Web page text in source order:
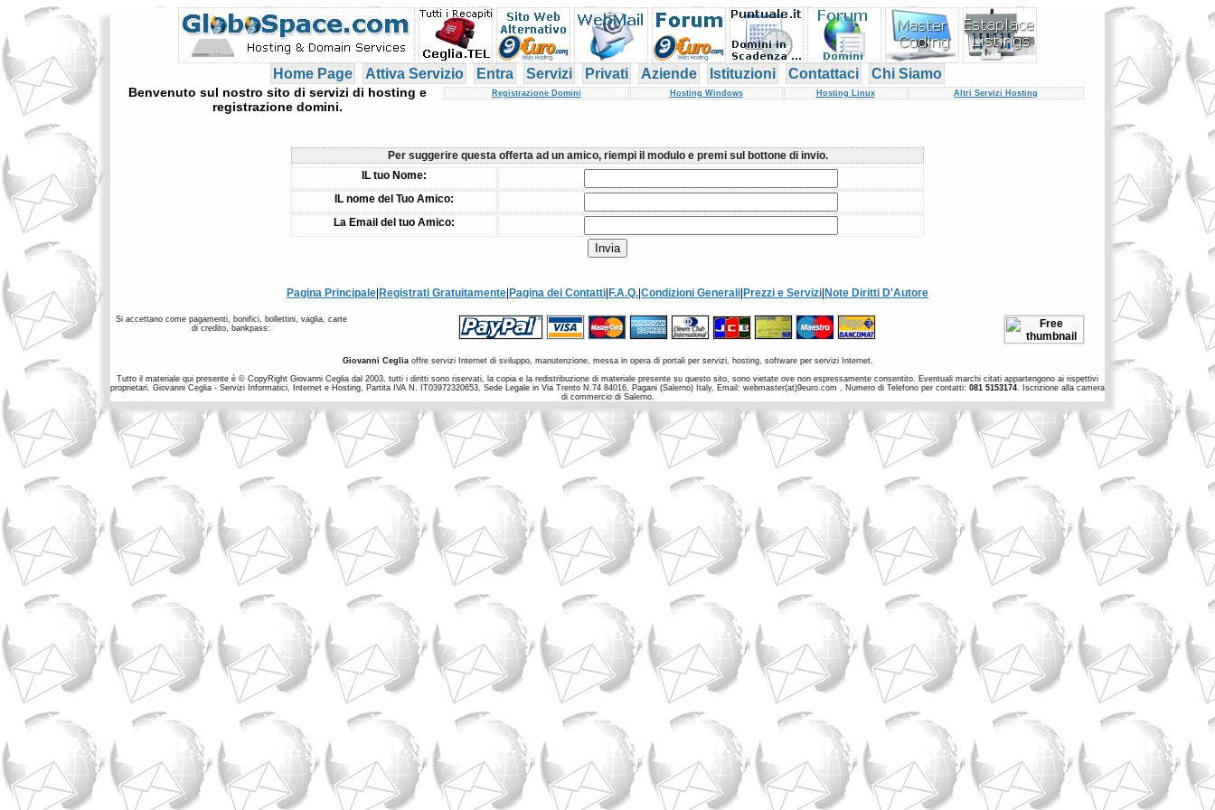
Home Page Attiva Servizio Entra Servizi Privati Aziende Istituzioni Contattaci Chi Siamo
Benvenuto sul nostro sito di servizi di hosting e
registrazione domini.
Registrazione Domini Hosting Windows Hosting Linux Altri Servizi Hosting
Per suggerire questa offerta ad un amico, riempi il modulo e premi sul bottone di invio.
IL tuo Nome:
IL nome del Tuo Amico:
La Email del tuo Amico:
Pagina Principale Registrati Gratuitamente Pagina dei Contatti F.A.Q. Condizioni Generali Prezzi e Servizi Note Diritti D'Autore
Si accettano come pagamenti, bonifici, bollettini, vaglia, carte
di credito, bankpass:
Giovanni Cegliaoffre servizi Internet di sviluppo, manutenzione, messa in opera di portali per servizi, hosting, software per servizi Internet.
Tutto il materiale qui presente è © CopyRight Giovanni Ceglia dal 2003, tutti i diritti sono riservati, la copia e la redistribuzione di materiale presente su questo sito, sono vietate ove non espressamente consentito. Eventuali marchi citati appartengono ai rispettivi
proprietari. Giovanni Ceglia - Servizi Informatici, Internet e Hosting, Partita IVA N. IT03972320653, Sede Legale in Via Trento N.74 84016, Pagani (Salerno) Italy, Email: webmaster(at)9euro.com , Numero di Telefono per contatti: 081 5153174. Iscrizione alla camera
di commercio di Salerno.